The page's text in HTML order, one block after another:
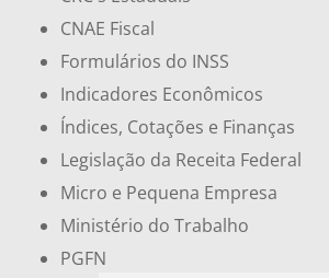
CNAE Fiscal
Formulários do INSS
Indicadores Econômicos
Índices, Cotações e Finanças
Legislação da Receita Federal
Micro e Pequena Empresa
Ministério do Trabalho
PGFN